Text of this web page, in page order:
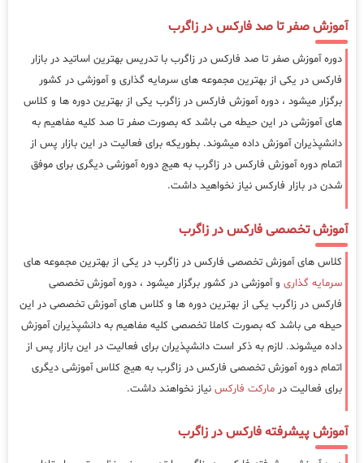
آموزش صفر تا صد فارکس در زاگرب
دوره آموزش صفر تا صد فارکس در زاگرب با تدریس بهترین اساتید در بازار
فارکس در یکی از بهترین مجموعه های سرمایه گذاری و آموزشی در کشور
برگزار میشود ، دوره آموزش فارکس در زاگرب یکی از بهترین دوره ها و کلاس
های آموزشی در این حیطه می باشد که بصورت صفر تا صد کلیه مفاهیم به
دانشپذیران آموزش داده میشوند. بطوریکه برای فعالیت در این بازار پس از
اتمام دوره آموزش فارکس در زاگرب به هیج دوره آموزشی دیگری برای موفق
شدن در بازار فارکس نیاز نخواهید داشت.
آموزش تخصصی فارکس در زاگرب
کلاس های آموزش تخصصی فارکس در زاگرب در یکی از بهترین مجموعه های
سرمایه گذاری و آموزشی در کشور برگزار میشود ، دوره آموزش تخصصی
فارکس در زاگرب یکی از بهترین دوره ها و کلاس های آموزش تخصصی در این
حیطه می باشد که بصورت کاملا تخصصی کلیه مفاهیم به دانشپذیران آموزش
داده میشوند. لازم به ذکر است دانشپذیران برای فعالیت در این بازار پس از
اتمام دوره آموزش تخصصی فارکس در زاگرب به هیج کلاس آموزشی دیگری
برای فعالیت در مارکت فارکس نیاز نخواهند داشت.
آموزش پیشرفته فارکس در زاگرب